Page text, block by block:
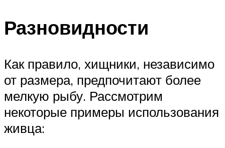
Разновидности
Как правило, хищники, независимо
от размера, предпочитают более
мелкую рыбу. Рассмотрим
некоторые примеры использования
живца: